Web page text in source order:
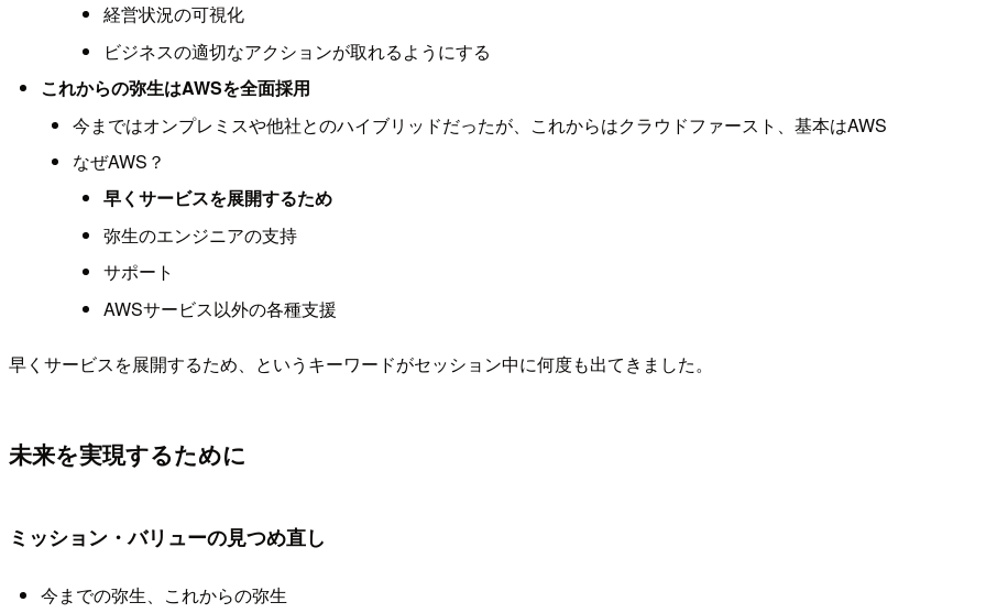
経営状況の可視化
ビジネスの適切なアクションが取れるようにする
これからの弥生はAWSを全面採用
今まではオンプレミスや他社とのハイブリッドだったが、これからはクラウドファースト、基本はAWS
なぜAWS？
早くサービスを展開するため
弥生のエンジニアの支持
サポート
AWSサービス以外の各種支援
早くサービスを展開するため、というキーワードがセッション中に何度も出てきました。
未来を実現するために
ミッション・バリューの見つめ直し
今までの弥生、これからの弥生